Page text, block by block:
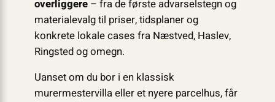
overliggere– fra de første advarselstegn og
materialevalg til priser, tidsplaner og
konkrete lokale cases fra Næstved, Haslev,
Ringsted og omegn.
Uanset om du bor i en klassisk
murermestervilla eller et nyere parcelhus, får